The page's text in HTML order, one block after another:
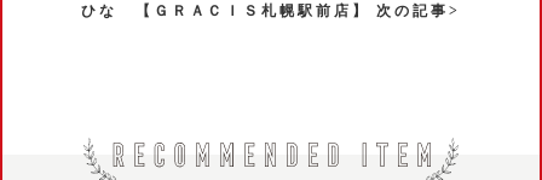
ひな 【ＧＲＡＣＩＳ札幌駅前店】 次の記事>